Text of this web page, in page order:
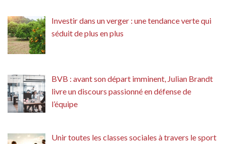
Investir dans un verger : une tendance verte qui
séduit de plus en plus
BVB : avant son départ imminent, Julian Brandt
livre un discours passionné en défense de
l’équipe
Unir toutes les classes sociales à travers le sport